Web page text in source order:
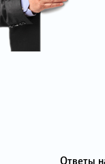
Ответы